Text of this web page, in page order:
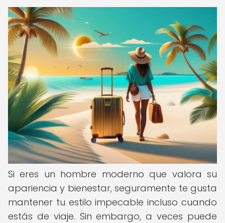
Si eres un hombre moderno que valora su
apariencia y bienestar, seguramente te gusta
mantener tu estilo impecable incluso cuando
estás de viaje. Sin embargo, a veces puede